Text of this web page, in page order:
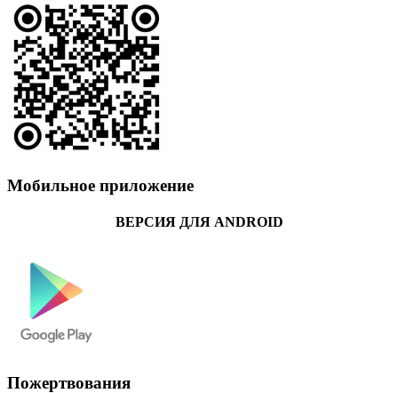
Мобильное приложение
ВЕРСИЯ ДЛЯ ANDROID
Пожертвования